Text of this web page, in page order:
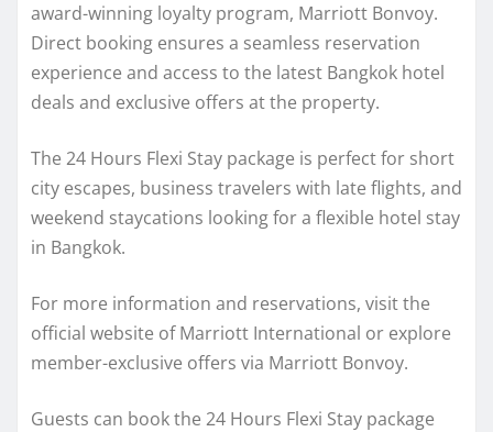
award-winning loyalty program, Marriott Bonvoy.
Direct booking ensures a seamless reservation
experience and access to the latest Bangkok hotel
deals and exclusive offers at the property.
The 24 Hours Flexi Stay package is perfect for short
city escapes, business travelers with late flights, and
weekend staycations looking for a flexible hotel stay
in Bangkok.
For more information and reservations, visit the
official website of Marriott International or explore
member-exclusive offers via Marriott Bonvoy.
Guests can book the 24 Hours Flexi Stay package